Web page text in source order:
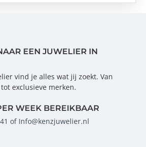
EEN JUWELIER IN
vind je alles wat jij zoekt. Van
exclusieve merken.
WEEK BEREIKBAAR
of Info@kenzjuwelier.nl